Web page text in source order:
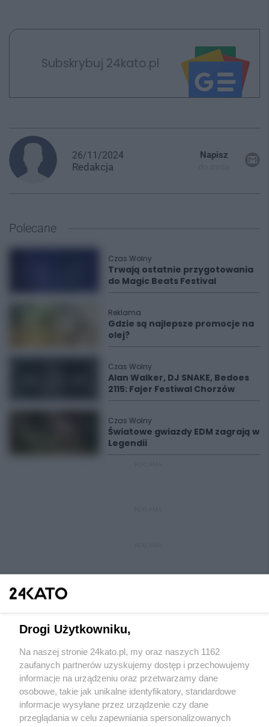
Subskrybuj 24kato.pl
26/11/2024
Redakcja
Napisz
Polecane
Czas Wolny
Trwają ostatnie przygotowania
do Magic Beats Festival
Reklama
Gdzie są najlepsze promocje na
olej?
Czas Wolny
Alan Walker, DJ SNAKE, Bedoes
2115: Fajer Festiwal Chorzów
Czas Wolny
Światowe gwiazdy EDM zagrają w
Legendii
Wydawca mediów lokalnych
Drogi Użytkowniku,
Na naszej stronie 24kato.pl, my oraz naszych 1162
zaufanych partnerów uzyskujemy dostęp i przechowujemy
informacje na urządzeniu oraz przetwarzamy dane
osobowe, takie jak unikalne identyfikatory, standardowe
informacje wysyłane przez urządzenie czy dane
przeglądania w celu zapewniania spersonalizowanych